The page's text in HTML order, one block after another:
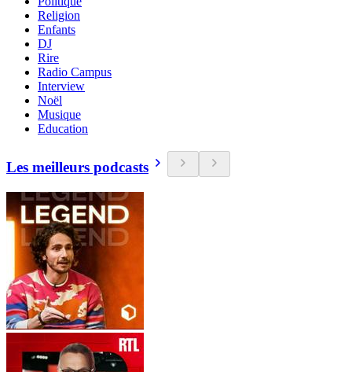
Religion
Enfants
DJ
Rire
Radio Campus
Interview
Noël
Musique
Education
Les meilleurs podcasts